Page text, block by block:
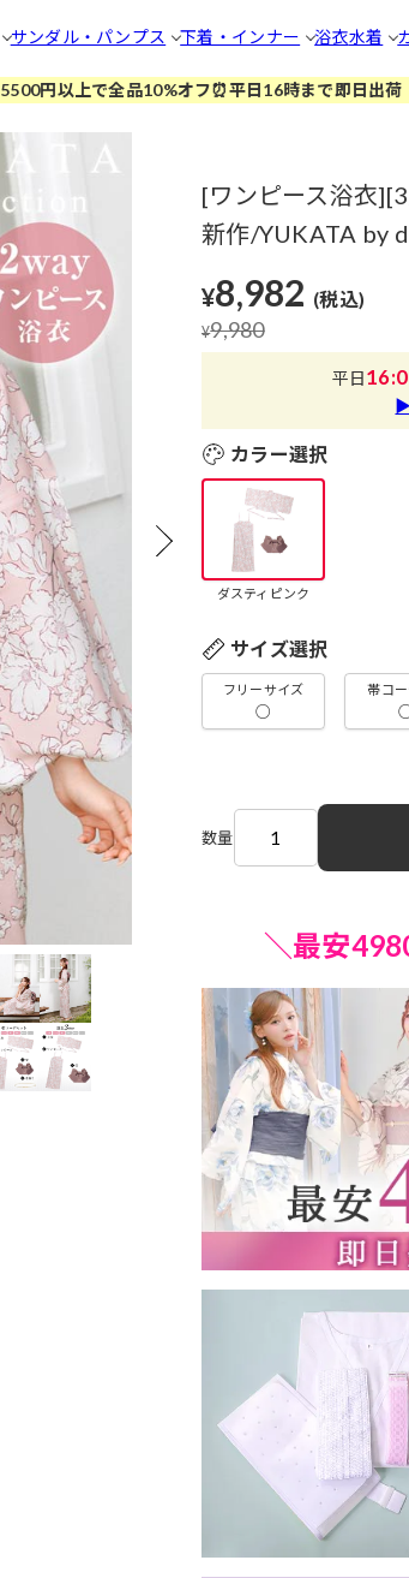
サンダル・パンプス 下着・インナー 浴衣水着
5500円以上で全品10%オフ⏰平日16時まで即日出荷
[ワンピース浴衣
新作/YUKATA by
¥8,982 (税込)
¥9,980
平日
カラー選択
ダスティピンク
サイズ選択
フリーサイズ
○
帯コ
数量
＼最安